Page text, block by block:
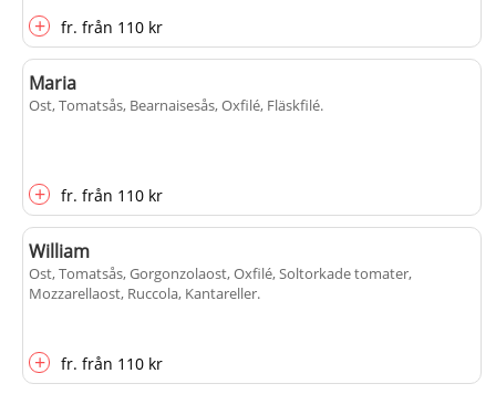
+ fr. från 110 kr
Maria
Ost, Tomatsås, Bearnaisesås, Oxfilé, Fläskfilé.
+ fr. från 110 kr
William
Ost, Tomatsås, Gorgonzolaost, Oxfilé, Soltorkade tomater,
Mozzarellaost, Ruccola, Kantareller.
+ fr. från 110 kr